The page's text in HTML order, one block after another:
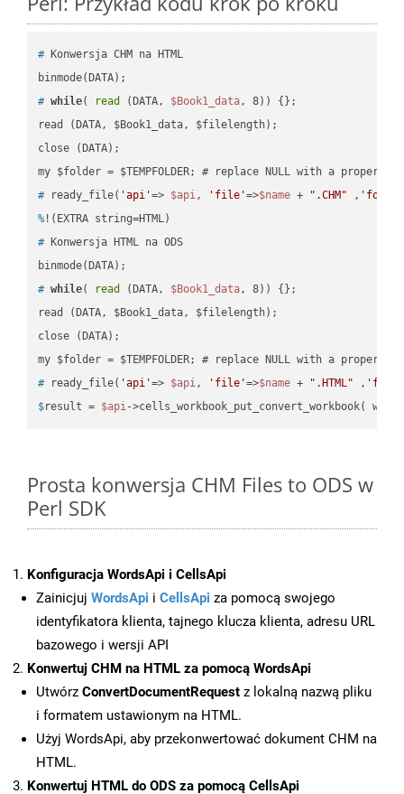
# Konwersja CHM na HTML
# while( read (DATA, $Book1_data, 8)) {};
read (DATA, $Book1_data, $filelength);
close (DATA);
# ready_file( 'api'=> $api, 'file'=>$name + ".CHM" ,
% !(EXTRA string=HTML)
# Konwersja HTML na ODS
# while( read (DATA, $Book1_data, 8)) {};
read (DATA, $Book1_data, $filelength);
close (DATA);
# ready_file( 'api'=> $api, 'file'=>$name + ".HTML" ,
$result = $api->cells_workbook_put_convert_workbook(
Prosta konwersja CHM Files to ODS w
Perl SDK
Konfiguracja WordsApi i CellsApi
Zainicjuj WordsApi i CellsApi za pomocą swojego
identyfikatora klienta, tajnego klucza klienta, adresu URL
bazowego i wersji API
Konwertuj CHM na HTML za pomocą WordsApi
Utwórz ConvertDocumentRequest z lokalną nazwą pliku
i formatem ustawionym na HTML.
Użyj WordsApi, aby przekonwertować dokument CHM na
HTML.
Konwertuj HTML do ODS za pomocą CellsApi